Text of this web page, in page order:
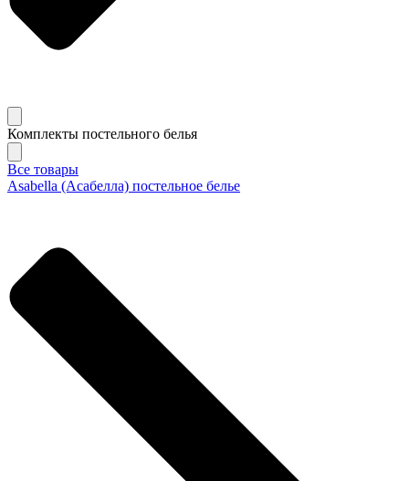
Комплекты постельного белья
Все товары
Asabella (Асабелла) постельное белье